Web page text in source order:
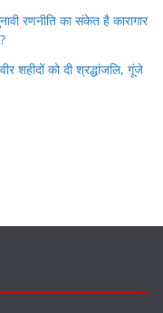
रणनीति का संकेत है कारागार
शहीदों को दी श्रद्धांजलि, गूंजे